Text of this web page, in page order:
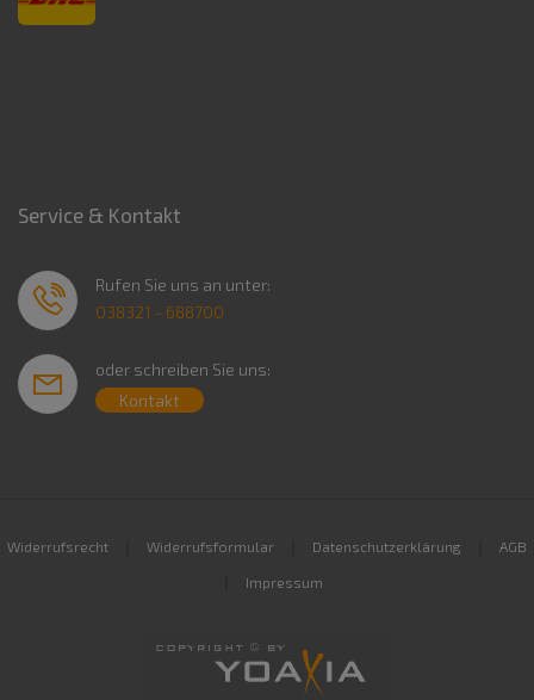
Service & Kontakt
Rufen Sie uns an unter:
038321 - 688700
oder schreiben Sie uns:
Kontakt
Widerrufsrecht Widerrufsformular Datenschutzerklärung AGB
Impressum